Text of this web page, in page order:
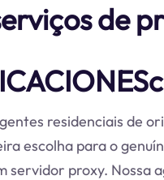
de
residenciais de
escolha para o
servidor proxy. Nossa